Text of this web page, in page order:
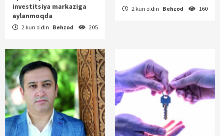
investitsiya markaziga
aylanmoqda
2 kun oldin Behzod 205
2 kun oldin Behzod 160